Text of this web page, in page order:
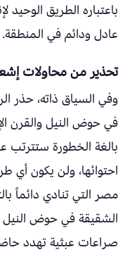
باعتباره الطريق
عادل ودائم في المنطقة.
تحذير من محاولات
وفي السياق ذاته، حذر
في حوض النيل والقرن
بالغة الخطورة ستترتب
احتوائها، ولن يكون أي
مصر التي تنادي دائماً
الشقيقة في حوض
صراعات عبثية تهدد